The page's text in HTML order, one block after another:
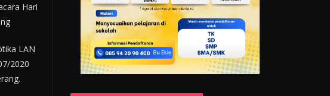
Hari
LAN
2020